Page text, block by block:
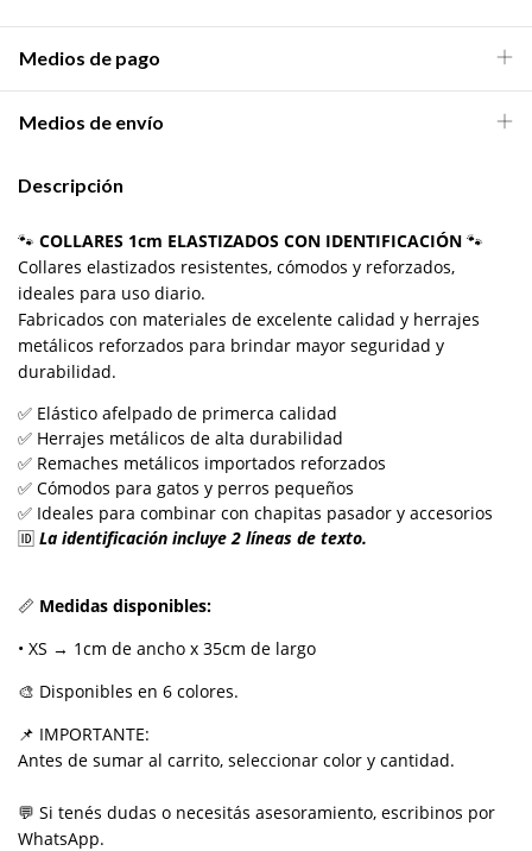
Medios de pago
Medios de envío
Descripción
🐾 COLLARES 1cm ELASTIZADOS CON IDENTIFICACIÓN 🐾
Collares elastizados resistentes, cómodos y reforzados,
ideales para uso diario.
Fabricados con materiales de excelente calidad y herrajes
metálicos reforzados para brindar mayor seguridad y
durabilidad.
✅ Elástico afelpado de primerca calidad
✅ Herrajes metálicos de alta durabilidad
✅ Remaches metálicos importados reforzados
✅ Cómodos para gatos y perros pequeños
✅ Ideales para combinar con chapitas pasador y accesorios
🆔 La identificación incluye 2 líneas de texto.
📏 Medidas disponibles:
• XS → 1cm de ancho x 35cm de largo
🎨 Disponibles en 6 colores.
📌 IMPORTANTE:
Antes de sumar al carrito, seleccionar color y cantidad.
💬 Si tenés dudas o necesitás asesoramiento, escribinos por
WhatsApp.